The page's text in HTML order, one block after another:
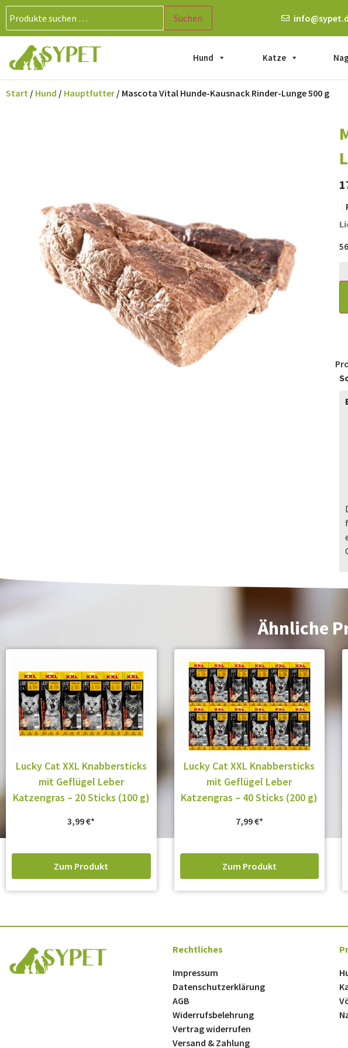
Suchen
Hund Katze
Start / Hund / Hauptfutter / Mascota Vital Hunde-Kausnack Rinder-Lunge 500 g
Ähnliche
Lucky Cat XXL Knabbersticks
mit Geflügel Leber
Katzengras – 20 Sticks (100 g)
3,99€
Zum Produkt
Lucky Cat XXL Knabbersticks
mit Geflügel Leber
Katzengras – 40 Sticks (200 g)
7,99€
Zum Produkt
Rechtliches
Impressum
Datenschutzerklärung
AGB
Widerrufsbelehrung
Vertrag widerrufen
Versand & Zahlung